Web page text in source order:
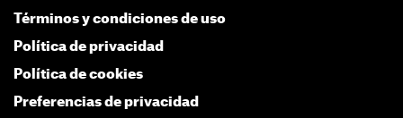
Términos y condiciones de uso
Política de privacidad
Política de cookies
Preferencias de privacidad